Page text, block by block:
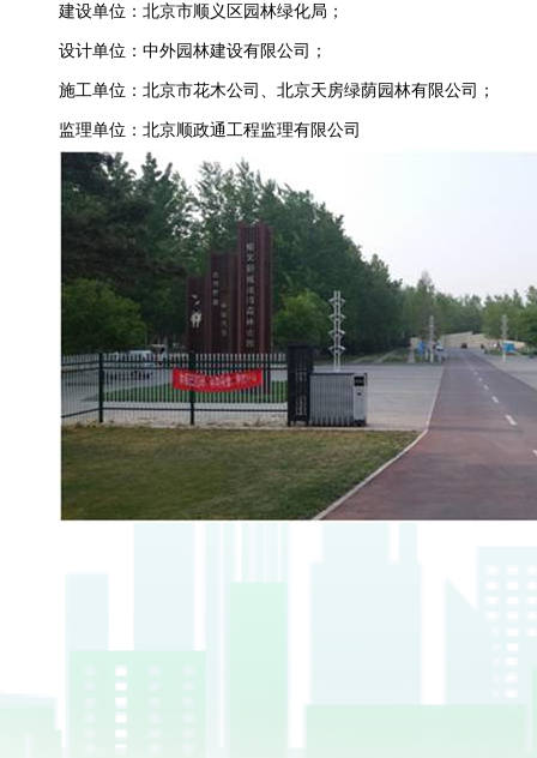
建设单位：北京市顺义区园林绿化局；
设计单位：中外园林建设有限公司；
施工单位：北京市花木公司、北京天房绿荫园林有限公司；
监理单位：北京顺政通工程监理有限公司